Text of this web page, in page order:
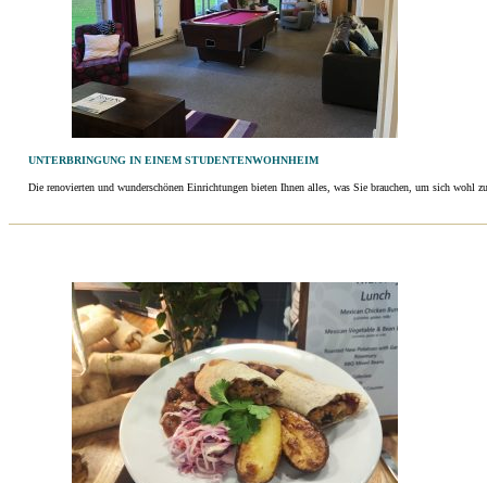
UNTERBRINGUNG IN EINEM STUDENTENWOHNHEIM
Die renovierten und wunderschönen Einrichtungen bieten Ihnen alles, was Sie brauchen, um sich wohl